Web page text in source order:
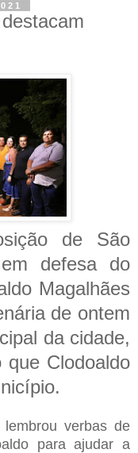
de São
defesa do
Magalhães
de ontem
da cidade,
que Clodoaldo
verbas de
para ajudar a